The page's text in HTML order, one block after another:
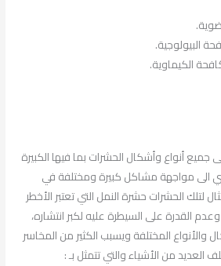
البيولوجية.
الكيماوية.
جميع أنواع وأشكال الحشرات بما فيها الكبيرة
الى مواجهة مشاكل كبيرة ومختلفة في
لتلك الحشرات حشرة النمل التي تعتبر الأخطر
القدرة على السيطرة عليه لكبر انتشاره،
والأنواع المختلفة ويسبب الكثير من المخاسر
العديد من الأشياء والتي تتمثل بـ :